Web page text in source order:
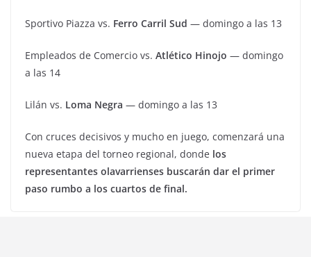
Sportivo Piazza vs. Ferro Carril Sud — domingo a las 13
Empleados de Comercio vs. Atlético Hinojo — domingo
a las 14
Lilán vs. Loma Negra — domingo a las 13
Con cruces decisivos y mucho en juego, comenzará una
nueva etapa del torneo regional, donde los
representantes olavarrienses buscarán dar el primer
paso rumbo a los cuartos de final.